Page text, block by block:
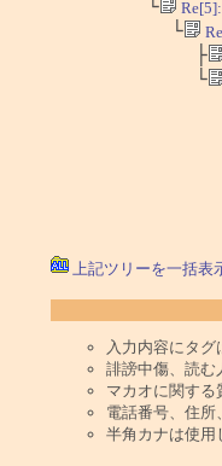
└
└
├
└
│
上記ツリーを一括表
入力内容にタグ
誹謗中傷、読む
マカオに関する
電話番号、住所
半角カナは使用